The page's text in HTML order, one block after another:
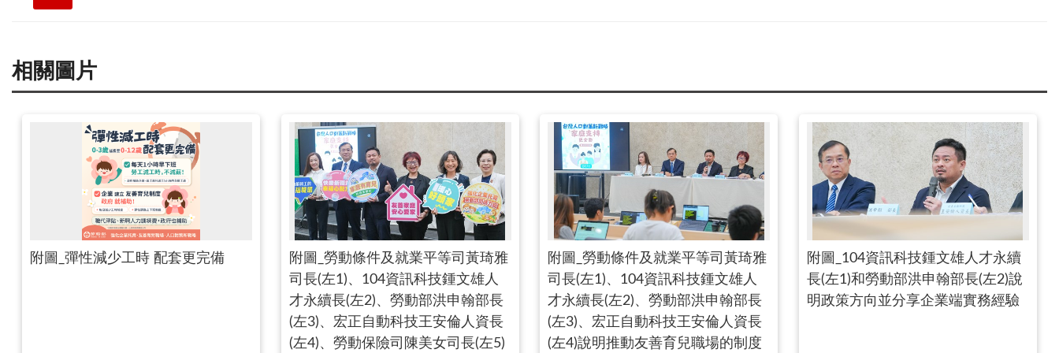
相關圖片
附圖_彈性減少工時 配套更完備
附圖_勞動條件及就業平等司黃琦雅
司長(左1)、104資訊科技鍾文雄人
才永續長(左2)、勞動部洪申翰部長
(左3)、宏正自動科技王安倫人資長
(左4)、勞動保險司陳美女司長(左5)
附圖_勞動條件及就業平等司黃琦雅
司長(左1)、104資訊科技鍾文雄人
才永續長(左2)、勞動部洪申翰部長
(左3)、宏正自動科技王安倫人資長
(左4)說明推動友善育兒職場的制度
附圖_104資訊科技鍾文雄人才永續
長(左1)和勞動部洪申翰部長(左2)說
明政策方向並分享企業端實務經驗